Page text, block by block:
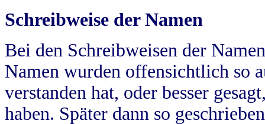
Schreibweise der Namen
Bei den Schreibweisen der
Namen wurden offensichtlich so
verstanden hat, oder besser
haben. Später dann so